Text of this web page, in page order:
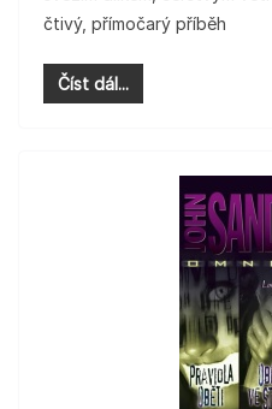
čtivý, přímočarý příběh
Číst dál...